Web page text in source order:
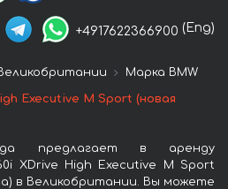
+4917622366900 (Eng)
Марка BMW
Executive M Sport (новая
предлагает в аренду
XDrive High Executive M Sport
в Великобритании. Вы можете